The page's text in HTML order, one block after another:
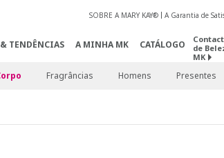
TENDÊNCIAS A MINHA MK CATÁLOGO
SOBRE A MARY KAY® A Garantia de
de
MK
Fragrâncias Homens Presentes